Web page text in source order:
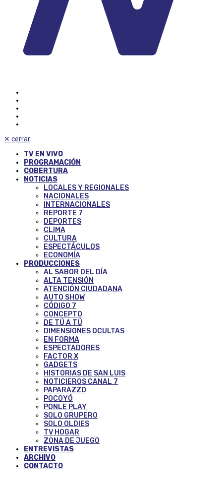
✕ cerrar
TV EN VIVO
PROGRAMACIÓN
COBERTURA
NOTICIAS
LOCALES Y REGIONALES
NACIONALES
INTERNACIONALES
REPORTE 7
DEPORTES
CLIMA
CULTURA
ESPECTÁCULOS
ECONOMÍA
PRODUCCIONES
AL SABOR DEL DÍA
ALTA TENSIÓN
ATENCIÓN CIUDADANA
AUTO SHOW
CÓDIGO 7
CONCEPTO
DE TÚ A TÚ
DIMENSIONES OCULTAS
EN FORMA
ESPECTADORES
FACTOR X
GADGETS
HISTORIAS DE SAN LUIS
NOTICIEROS CANAL 7
PAPARAZZO
POCOYÓ
PONLE PLAY
SOLO GRUPERO
SOLO OLDIES
TV HOGAR
ZONA DE JUEGO
ENTREVISTAS
ARCHIVO
CONTACTO